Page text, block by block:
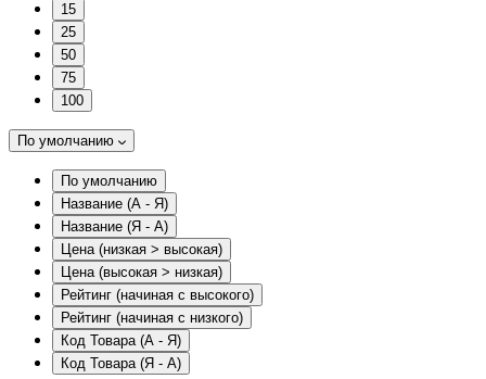
15
25
50
75
100
По умолчанию
По умолчанию
Название (А - Я)
Название (Я - А)
Цена (низкая > высокая)
Цена (высокая > низкая)
Рейтинг (начиная с высокого)
Рейтинг (начиная с низкого)
Код Товара (А - Я)
Код Товара (Я - А)